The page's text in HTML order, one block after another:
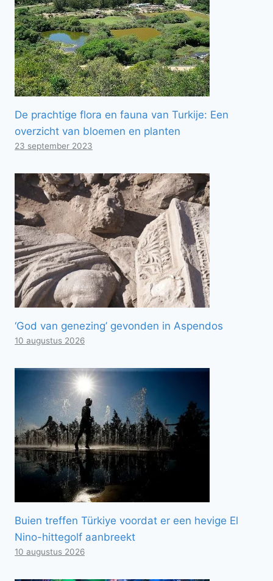
De prachtige flora en fauna van Turkije: Een
overzicht van bloemen en planten
23 september 2023
‘God van genezing’ gevonden in Aspendos
10 augustus 2026
Buien treffen Türkiye voordat er een hevige El
Nino-hittegolf aanbreekt
10 augustus 2026